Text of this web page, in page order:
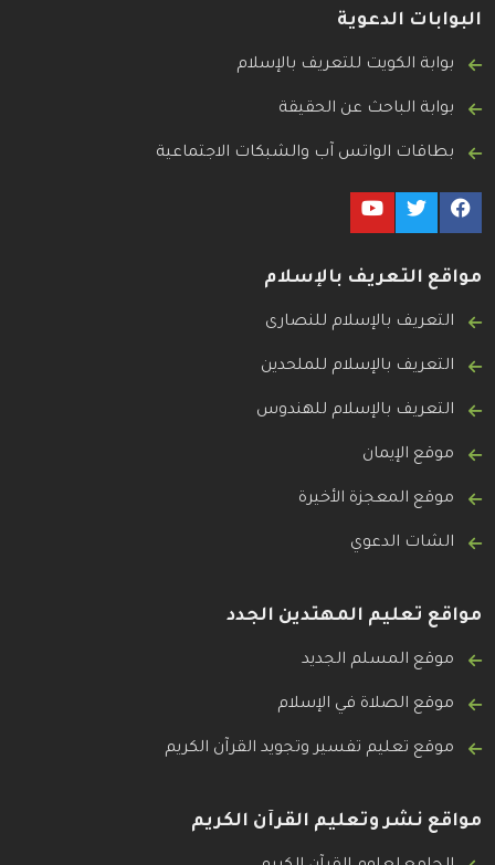
البوابات الدعوية
بوابة الكويت للتعريف بالإسلام
بوابة الباحث عن الحقيقة
بطاقات الواتس آب والشبكات الاجتماعية
مواقع التعريف بالإسلام
التعريف بالإسلام للنصارى
التعريف بالإسلام للملحدين
التعريف بالإسلام للهندوس
موقع الإيمان
موقع المعجزة الأخيرة
الشات الدعوي
مواقع تعليم المهتدين الجدد
موقع المسلم الجديد
موقع الصلاة في الإسلام
موقع تعليم تفسير وتجويد القرآن الكريم
مواقع نشر وتعليم القرآن الكريم